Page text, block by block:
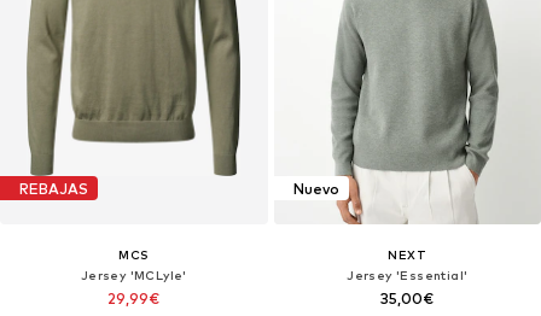
REBAJAS
MCS
Jersey 'MCLyle'
29,99€
Nuevo
NEXT
Jersey 'Essential'
35,00€